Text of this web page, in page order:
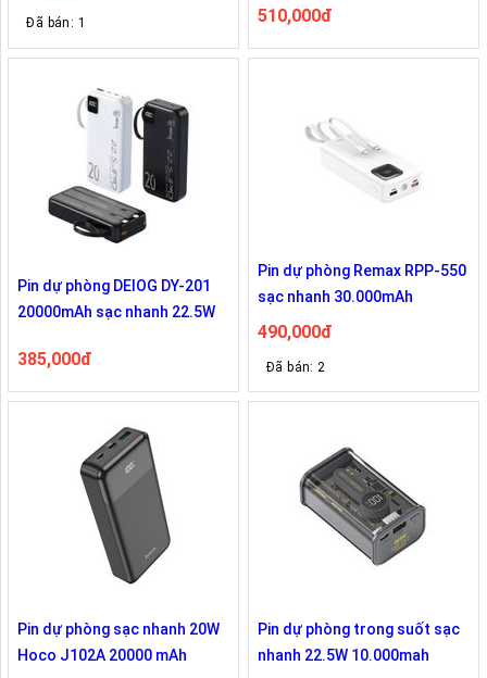
Đã bán: 1 510,000đ
Pin dự phòng DEIOG DY-201
20000mAh sạc nhanh 22.5W
385,000đ
Pin dự phòng Remax RPP-550
sạc nhanh 30.000mAh
490,000đ
Đã bán: 2
Pin dự phòng sạc nhanh 20W
Hoco J102A 20000 mAh
Pin dự phòng trong suốt sạc
nhanh 22.5W 10.000mah